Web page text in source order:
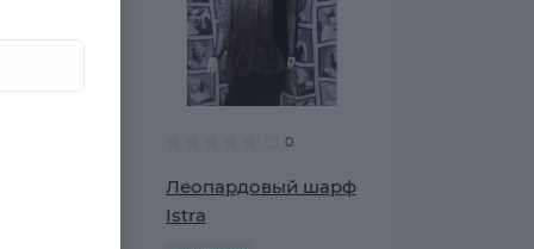
0
Леопардовый шарф
Istra